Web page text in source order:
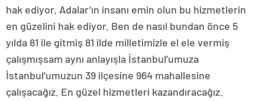
hak ediyor. Adalar’ın insanı emin olun bu hizmetlerin
en güzelini hak ediyor. Ben de nasıl bundan önce 5
yılda 81 ile gitmiş 81 ilde milletimizle el ele vermiş
çalışmışsam aynı anlayışla İstanbul’umuza
İstanbul’umuzun 39 ilçesine 964 mahallesine
çalışacağız. En güzel hizmetleri kazandıracağız.